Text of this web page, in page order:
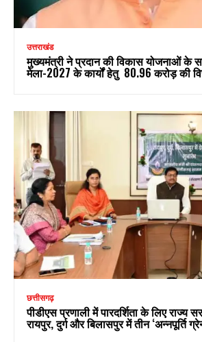
उत्तराखंड
मुख्यमंत्री ने प्रदान की विकास योजनाओं के
मेला-2027 के कार्यों हेतु ₹ 80.96 करोड़ की
छत्तीसगढ़
पीडीएस प्रणाली में पारदर्शिता के लिए राज्य
रायपुर, दुर्ग और बिलासपुर में तीन ‘अन्नपूर्ति